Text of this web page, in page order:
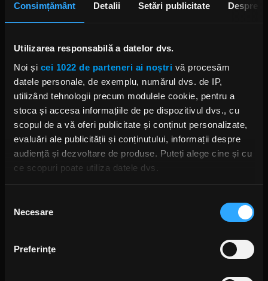
Consimțământ Detalii Setări publicitate Despre
Utilizarea responsabilă a datelor dvs.
Noi și cei 1022 de parteneri ai noștri vă procesăm
datele personale, de exemplu, numărul dvs. de IP,
utilizând tehnologii precum modulele cookie, pentru a
stoca și accesa informațiile de pe dispozitivul dvs., cu
scopul de a vă oferi publicitate și conținut personalizate,
evaluări ale publicității și conținutului, informații despre
audiență și dezvoltare de produse. Puteți alege cine și cu
ce scopuri poate utiliza datele dvs.
Să colectăm informațiile cu privire la locația dvs.
Să vă identificăm dispozitivul scanândul-l în mod
activ după caracteristici specifice (amprentare)
consimțământului
Necesare
Preferinţe
îndrăgostit de disc. Cred că dacă ești fan Alter
Bridge vei iubi acest LP. Suntem foarte mulțumiți
Foto: Getty Images/ Guliver.
ALTER BRIDGE
Rock News
YouTube cu transmisie non-stop